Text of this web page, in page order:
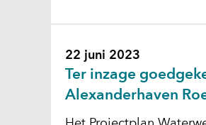
Ter inzage
Alexanderhaven
22 juni 2023